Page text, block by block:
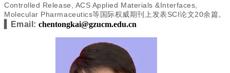
Controlled Release, ACS Applied Materials &Interfaces,
Molecular Pharmaceutics等国际权威期刊上发表SCI论文20余篇。
▍Email:chentongkai@gzucm.edu.cn